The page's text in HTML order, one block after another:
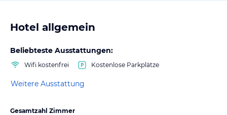
Hotel allgemein
Beliebteste Ausstattungen:
Wifi kostenfrei Kostenlose Parkplätze
Weitere Ausstattung
Gesamtzahl Zimmer